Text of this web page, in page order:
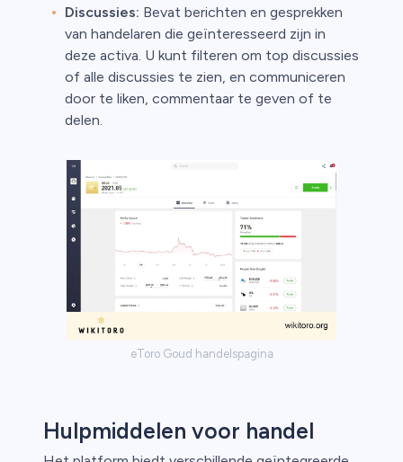
Discussies: Bevat berichten en gesprekken
van handelaren die geïnteresseerd zijn in
deze activa. U kunt filteren om top discussies
of alle discussies te zien, en communiceren
door te liken, commentaar te geven of te
delen.
eToro Goud handelspagina
Hulpmiddelen voor handel